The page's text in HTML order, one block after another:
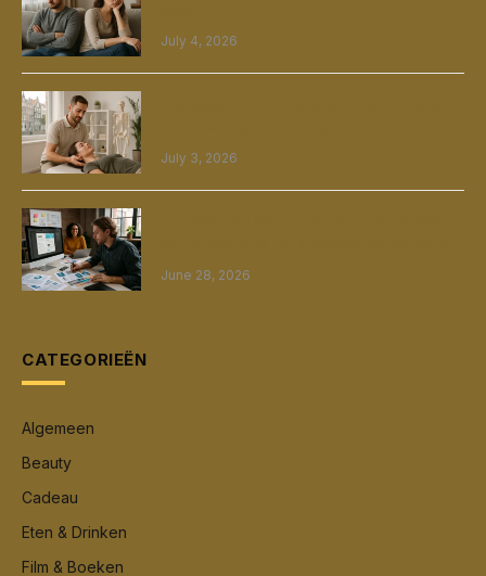
July 4, 2026
July 3, 2026
June 28, 2026
CATEGORIEËN
Algemeen
Beauty
Cadeau
Eten & Drinken
Film & Boeken